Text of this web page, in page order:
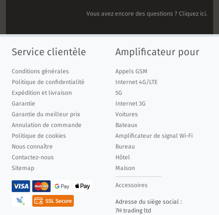
Vous avez encore des questions ? Cliquez ici.
Service clientèle
Conditions générales
Politique de confidentialité
Expédition et livraison
Garantie
Garantie du meilleur prix
Annulation de commande
Politique de cookies
Nous connaître
Contactez-nous
Sitemap
Amplificateur pour
Appels GSM
Internet 4G/LTE
5G
Internet 3G
Voitures
Bateaux
Amplificateur de signal Wi-Fi
Bureau
Hôtel
Maison
Accessoires
Adresse du siège social :
7H trading ltd